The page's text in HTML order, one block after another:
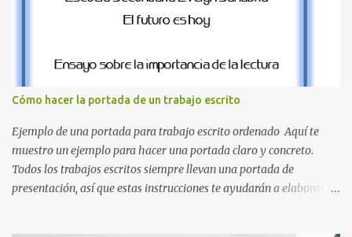
resolución de las siguientes letras: Letras vibrantes : La J y la M en
la Q en amarillo brillante, junto con la N y la P en un verde
inspirado en los niveles de los juegos. Formas icónicas : No te
pierdas la letra O , diseñada con ese estilo geométrico tan carac...
Cómo hacer la portada de un trabajo escrito
Ejemplo de una portada para trabajo escrito ordenado Aquí te
muestro un ejemplo para hacer una portada claro y concreto.
Todos los trabajos escritos siempre llevan una portada de
presentación, así que estas instrucciones te ayudarán a elaborar